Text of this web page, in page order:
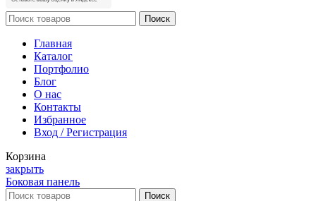
Поиск
Главная
Каталог
Портфолио
Блог
О нас
Контакты
Избранное
Вход / Регистрация
Корзина
закрыть
Боковая панель
Поиск